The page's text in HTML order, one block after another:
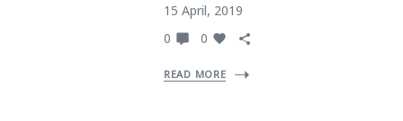
15 April, 2019
0
0
READ MORE